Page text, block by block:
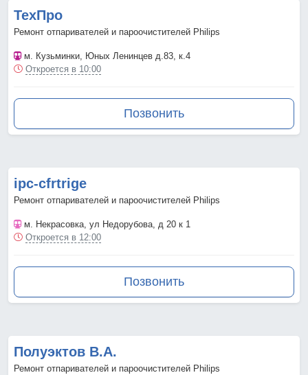
ТехПро
Ремонт отпаривателей и пароочистителей Philips
м. Кузьминки, Юных Ленинцев д.83, к.4
Откроется в 10:00
Позвонить
ipc-cfrtrige
Ремонт отпаривателей и пароочистителей Philips
м. Некрасовка, ул Недорубова, д 20 к 1
Откроется в 12:00
Позвонить
Полуэктов В.А.
Ремонт отпаривателей и пароочистителей Philips